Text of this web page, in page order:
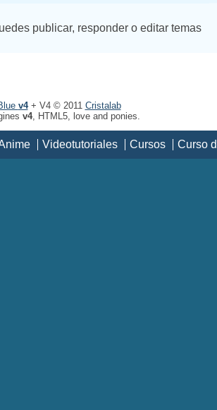
publicar, responder o editar temas
v4+ V4 © 2011 Cristalab
v4, HTML5, love and ponies.
Videotutoriales Cursos Curso